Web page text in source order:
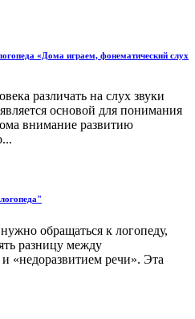
«Дома играем, фонематический слух
различать на слух звуки
основой для понимания
внимание развитию
обращаться к логопеду,
разницу между
«недоразвитием речи». Эта